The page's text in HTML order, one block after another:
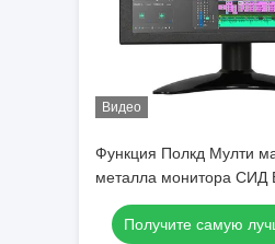
Видео
Функция Полкд Мулти
металла монитора СИД
дюймов врезанный
промышленный
Получите самую